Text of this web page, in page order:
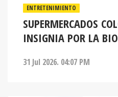
ENTRETENIMIENTO
SUPERMERCADOS
INSIGNIA POR LA
31 Jul 2026. 04:07 PM